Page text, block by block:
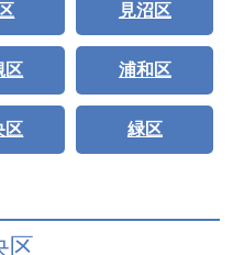
見沼区
区 浦和区
区 緑区
区